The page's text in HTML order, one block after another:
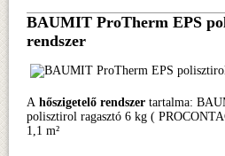
BAUMIT ProTherm EPS
rendszer
A hőszigetelő rendszer tartalma:
polisztirol ragasztó 6 kg (
1,1 m²